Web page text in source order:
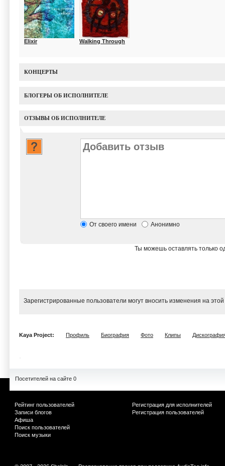
Elixir Walking Through
КОНЦЕРТЫ
БЛОГЕРЫ ОБ ИСПОЛНИТЕЛЕ
ОТЗЫВЫ ОБ ИСПОЛНИТЕЛЕ
От своего имени Анонимно
Ты можешь оставлять только
Зарегистрированные пользователи могут вносить изменения на
Kaya Project: Профиль Биография Фото Клипы
Посетителей на сайте 0
Рейтинг пользователей
Записи блогов
Афиша
Поиск пользователей
Поиск музыки
Регистрация для исполнителей
Регистрация пользователей